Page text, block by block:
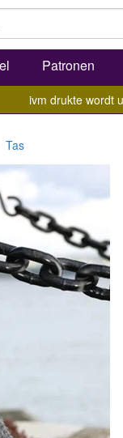
Patronen
ivm drukte wordt
Tas